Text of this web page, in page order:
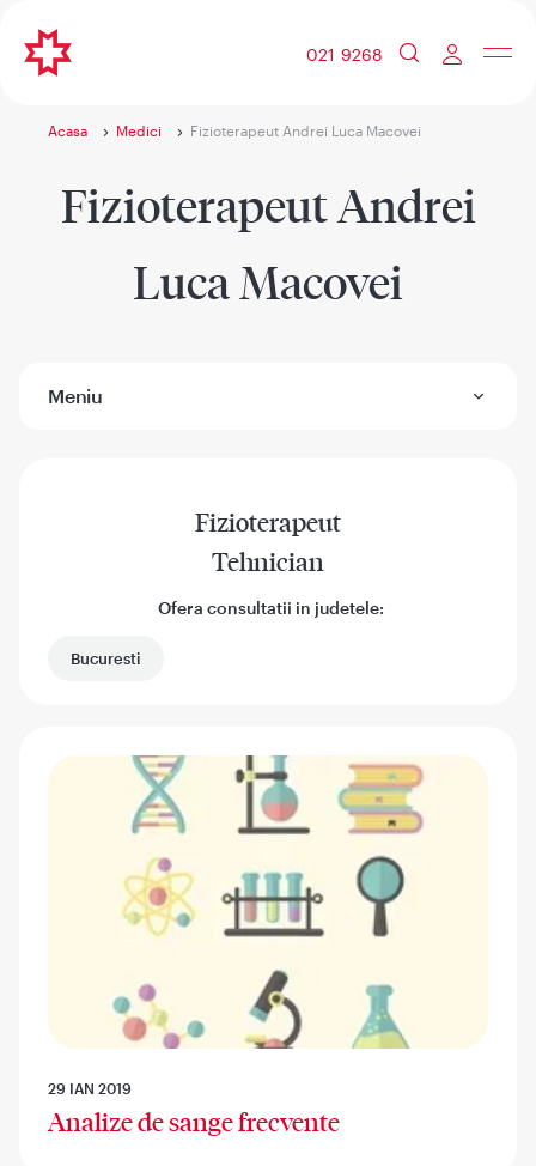
021 9268
Acasa Medici Fizioterapeut Andrei Luca Macovei
Fizioterapeut Andrei
Luca Macovei
Meniu
Fizioterapeut
Tehnician
Ofera consultatii in judetele:
Bucuresti
29 IAN 2019
Analize de sange frecvente